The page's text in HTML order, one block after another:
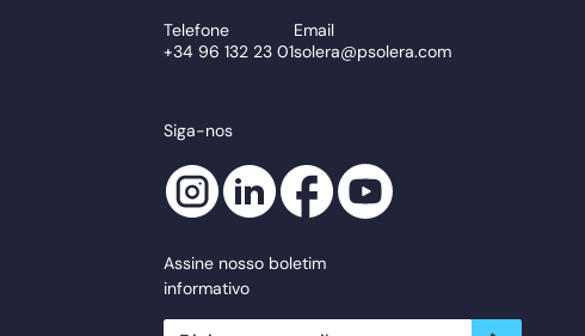
Telefone
+34 96 132 23 01
Email
solera@psolera.com
Siga-nos
Assine nosso boletim
informativo
newsletter.suscribe